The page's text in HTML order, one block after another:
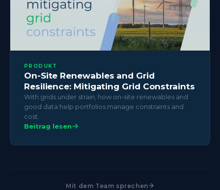
PRODUKT
On-Site Renewables and Grid
Resilience: Mitigating Grid Constraints
With grids under strain, how on-site renewables and
good data help portfolios manage constraints and
cost.
Beitrag lesen
Mit dem Team sprechen